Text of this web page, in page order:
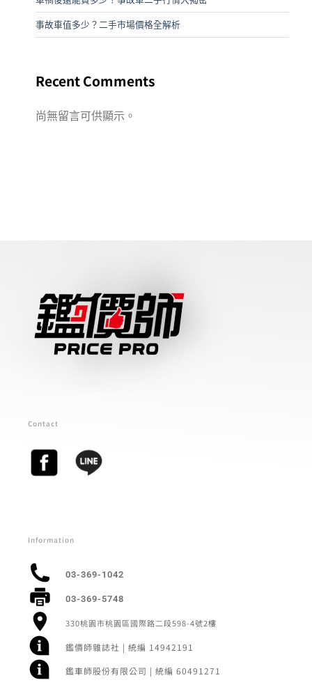
事故車值多少？二手市場價格全解析
Recent Comments
尚無留言可供顯示。
Contact
Information
03-369-1042
03-369-5748
330桃園市桃園區國際路二段598-4號2樓
鑑價師雜誌社 | 統編 14942191
鑑車師股份有限公司 | 統編 60491271